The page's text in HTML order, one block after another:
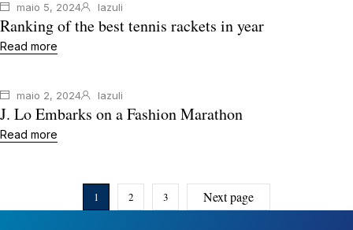
maio 5, 2024 lazuli
Ranking of the best tennis rackets in year
Read more
maio 2, 2024 lazuli
J. Lo Embarks on a Fashion Marathon
Read more
1 2 3 Next page